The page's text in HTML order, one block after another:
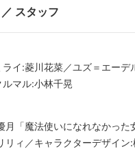
スタッフ
ライ:菱川花菜／ユズ＝エー
ルマル:小林千晃
月「魔法使いになれなかっ
リィ／キャラクターデザイ